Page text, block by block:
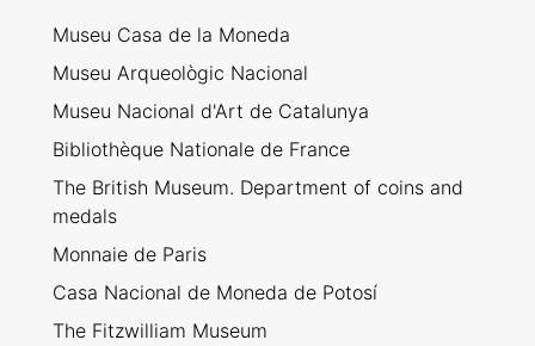
Museu Casa de la Moneda
Museu Arqueològic Nacional
Museu Nacional d'Art de Catalunya
Bibliothèque Nationale de France
The British Museum. Department of coins and
medals
Monnaie de Paris
Casa Nacional de Moneda de Potosí
The Fitzwilliam Museum